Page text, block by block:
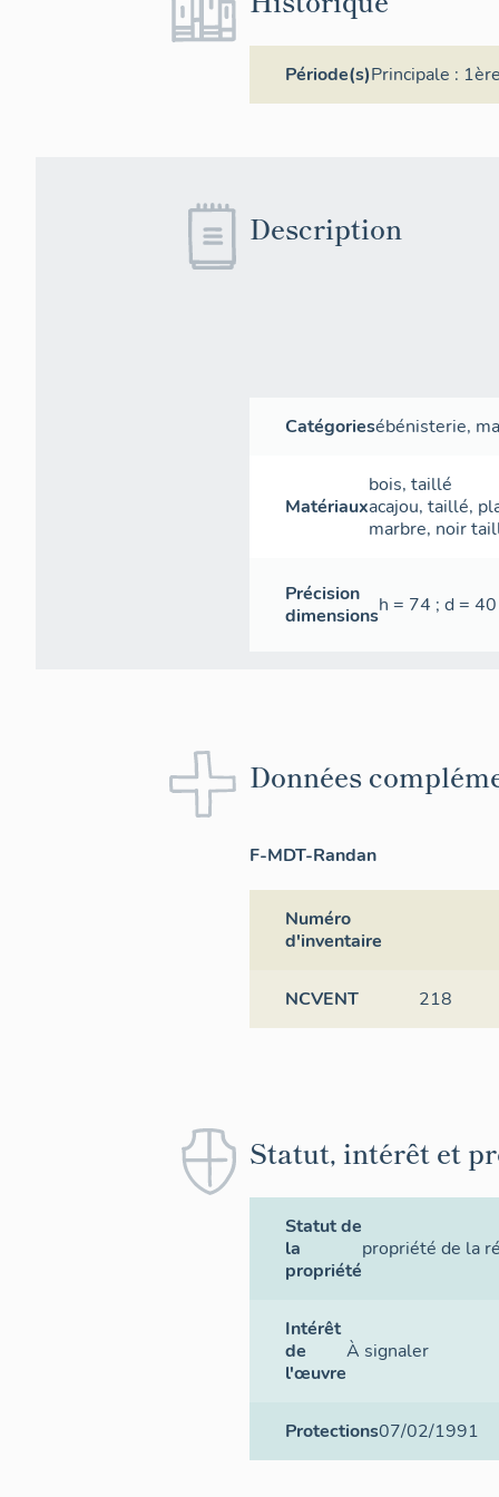
Période(s)Principale :
Description
Catégoriesébénisterie,
Matériaux
bois, taillé
acajou, taillé,
marbre, noir
Précision
dimensionsh = 74 ; d = 40
Données
F-MDT-Randan
Numéro
d'inventaire
NCVENT 218
Statut, intérêt et
Statut de
la
propriété
propriété de la
Intérêt
de
l'œuvre
À signaler
Protections07/02/1991